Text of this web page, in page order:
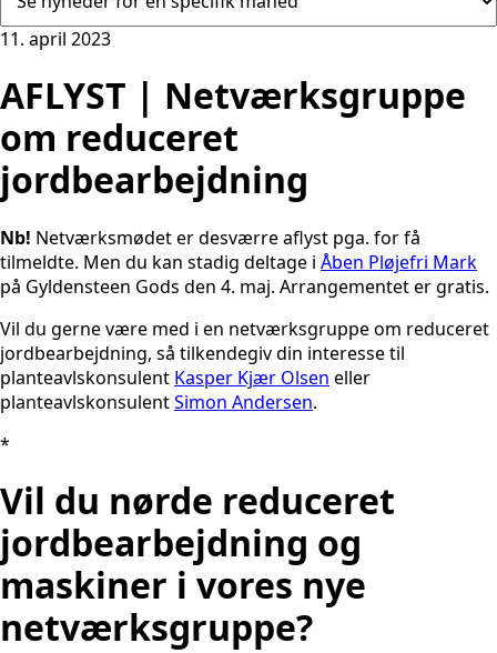
11. april 2023
AFLYST | Netværksgruppe
om reduceret
jordbearbejdning
Nb! Netværksmødet er desværre aflyst pga. for få
tilmeldte. Men du kan stadig deltage i Åben Pløjefri Mark
på Gyldensteen Gods den 4. maj. Arrangementet er gratis.
Vil du gerne være med i en netværksgruppe om reduceret
jordbearbejdning, så tilkendegiv din interesse til
planteavlskonsulent Kasper Kjær Olsen eller
planteavlskonsulentSimon Andersen.
*
Vil du nørde reduceret
jordbearbejdning og
maskiner i vores nye
netværksgruppe?